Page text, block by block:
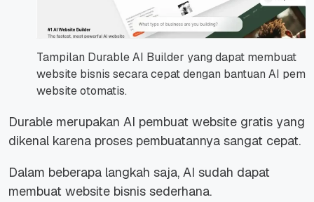
Tampilan Durable AI Builder yang dapat membuat
website bisnis secara cepat dengan bantuan AI
website otomatis.
Durable merupakan AI pembuat website gratis yang
dikenal karena proses pembuatannya sangat cepat.
Dalam beberapa langkah saja, AI sudah dapat
membuat website bisnis sederhana.